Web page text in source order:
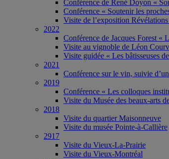
Conférence de René Doyon «
Conférence « Soutenir les
Visite de l’exposition
2022
Conférence de Jacques Forest «
Visite au vignoble de Léon
Visite guidée « Les bâtisseuses
2021
Conférence sur le vin, suivie
2019
Conférence « Les colloques
Visite du Musée des beaux-arts
2018
Visite du quartier Maisonneuve
Visite du musée Pointe-à-Callière
2917
Visite du Vieux-La-Prairie
Visite du Vieux-Montréal